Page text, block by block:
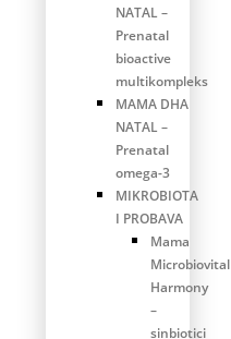
NATAL –
Prenatal
bioactive
multikompleks
MAMA DHA
NATAL –
Prenatal
omega-3
MIKROBIOTA
I PROBAVA
Mama
Microbiovital
Harmony
–
sinbiotici